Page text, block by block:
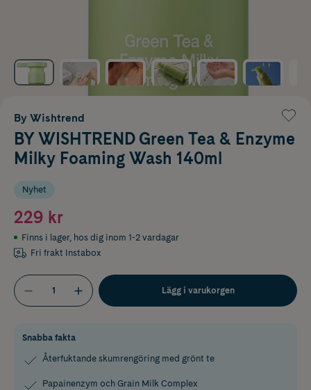
By Wishtrend
BY WISHTREND Green Tea & Enzyme
Milky Foaming Wash 140ml
Nyhet
229 kr
Finns i lager, hos dig inom 1-2 vardagar
Fri frakt Instabox
Lägg i varukorgen
Snabba fakta
Återfuktande skumrengöring med grönt te
Papainenzym och Grain Milk Complex